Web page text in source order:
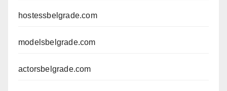
hostessbelgrade.com
modelsbelgrade.com
actorsbelgrade.com